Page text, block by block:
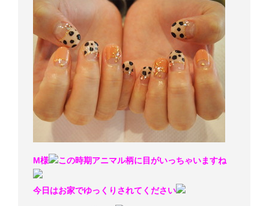
M様 この時期アニマル柄に目がいっちゃいますね
今日はお家でゆっくりされてください